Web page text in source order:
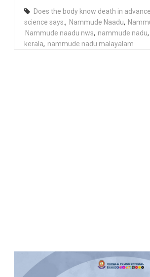
Does the body know death in
science says. , Nammude Naadu,
Nammude naadu nws, nammude nadu,
kerala, nammude nadu malayalam